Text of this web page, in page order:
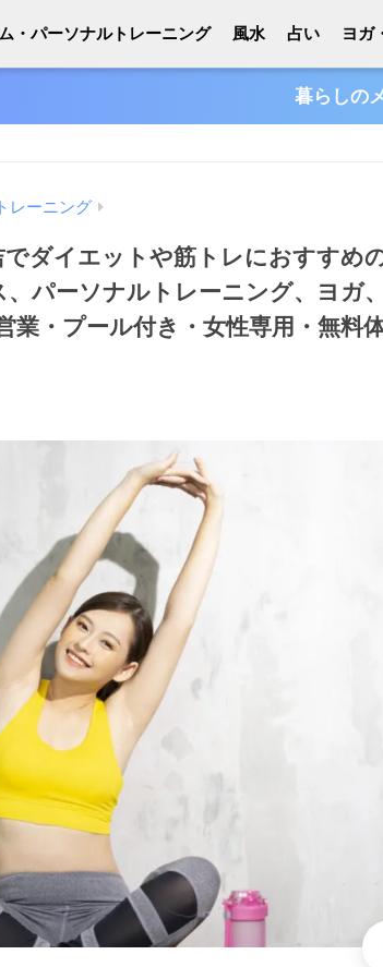
・パーソナルトレーニング 風水 占い ヨガ
暮らしの
レーニング
でダイエットや筋トレにおすすめ
パーソナルトレーニング、ヨガ
業・プール付き・女性専用・無料